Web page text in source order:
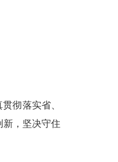
彻落实省、
新，坚决守住